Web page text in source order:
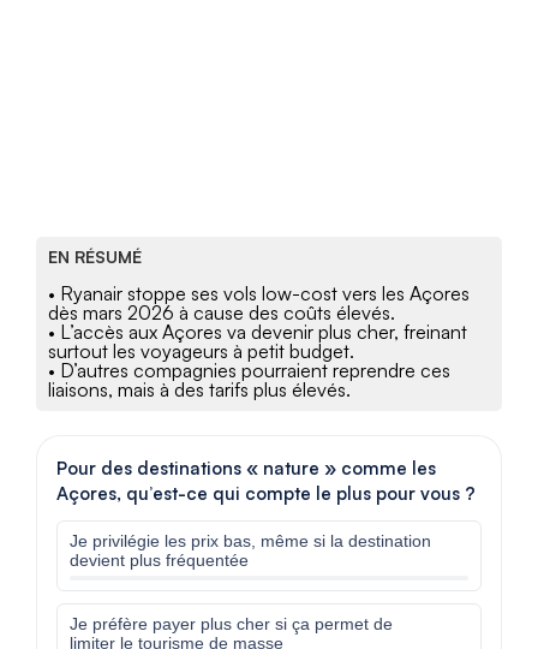
EN RÉSUMÉ
• Ryanair stoppe ses vols low-cost vers les Açores
dès mars 2026 à cause des coûts élevés.
• L’accès aux Açores va devenir plus cher, freinant
surtout les voyageurs à petit budget.
• D’autres compagnies pourraient reprendre ces
liaisons, mais à des tarifs plus élevés.
Pour des destinations « nature » comme les
Açores, qu’est-ce qui compte le plus pour vous ?
Je privilégie les prix bas, même si la destination
devient plus fréquentée
Je préfère payer plus cher si ça permet de
limiter le tourisme de masse